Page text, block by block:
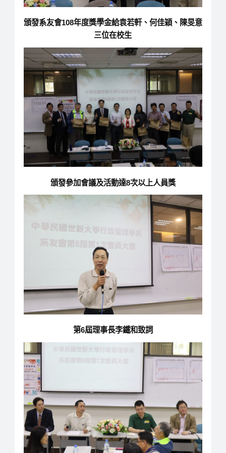
頒發系友會108年度獎學金給袁若軒、何佳穎、陳旻意
三位在校生
頒發參加會議及活動達8次以上人員獎
第6屆理事長李鐵和致詞